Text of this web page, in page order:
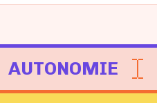
AUTONOMIE